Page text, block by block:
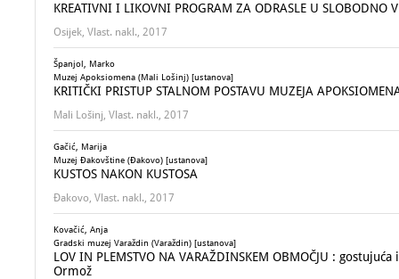
KREATIVNI I LIKOVNI PROGRAM ZA ODRASLE U SLOBODNO
Osijek, Vlast. nakl., 2017
Španjol, Marko
Muzej Apoksiomena (Mali Lošinj) [ustanova]
KRITIČKI PRISTUP STALNOM POSTAVU MUZEJA
Mali Lošinj, Vlast. nakl., 2017
Gačić, Marija
Muzej Đakovštine (Đakovo) [ustanova]
KUSTOS NAKON KUSTOSA
Đakovo, Vlast. nakl., 2017
Kovačić, Anja
Gradski muzej Varaždin (Varaždin) [ustanova]
LOV IN PLEMSTVO NA VARAŽDINSKEM OBMOČJU :
Ormož